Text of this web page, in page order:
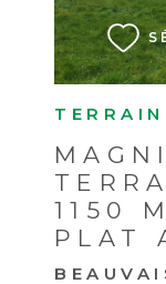
1150
PLAT